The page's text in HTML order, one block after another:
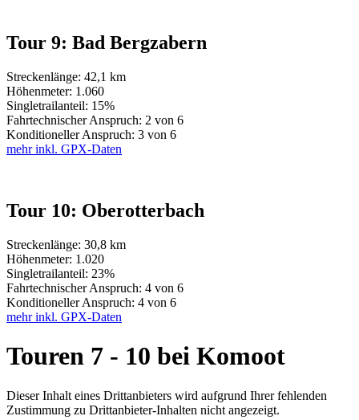
Tour 9: Bad Bergzabern
Streckenlänge: 42,1 km
Höhenmeter: 1.060
Singletrailanteil: 15%
Fahrtechnischer Anspruch: 2 von 6
Konditioneller Anspruch: 3 von 6
mehr inkl. GPX-Daten
Tour 10: Oberotterbach
Streckenlänge: 30,8 km
Höhenmeter: 1.020
Singletrailanteil: 23%
Fahrtechnischer Anspruch: 4 von 6
Konditioneller Anspruch: 4 von 6
mehr inkl. GPX-Daten
Touren 7 - 10 bei Komoot
Dieser Inhalt eines Drittanbieters wird aufgrund Ihrer fehlenden
Zustimmung zu Drittanbieter-Inhalten nicht angezeigt.